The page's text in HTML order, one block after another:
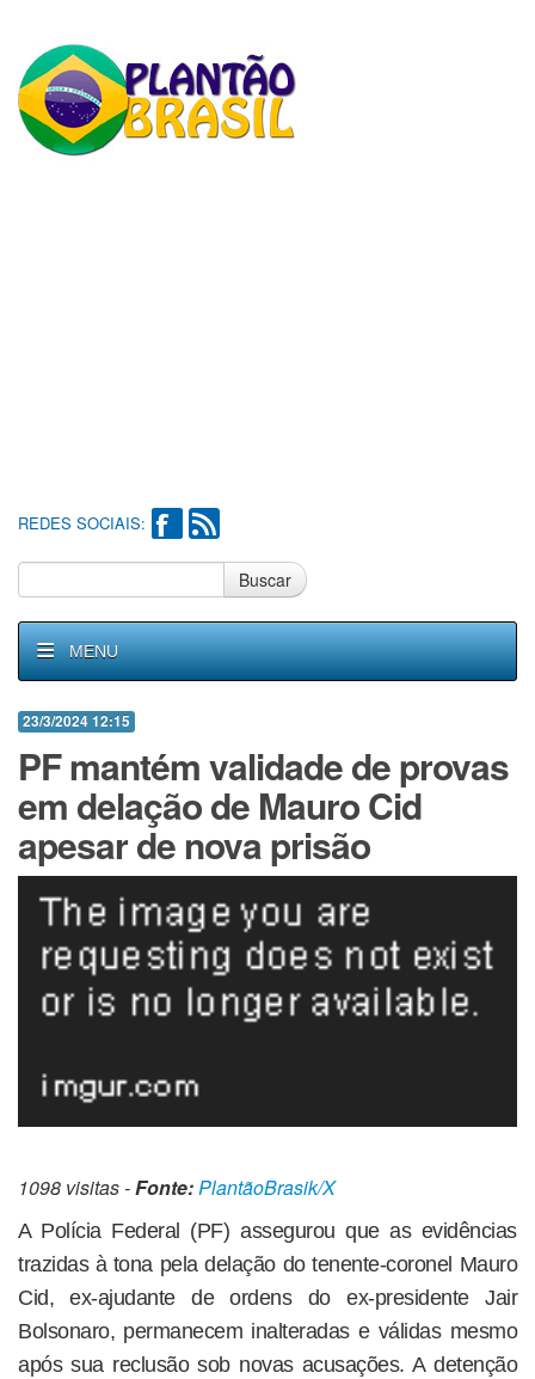
REDES SOCIAIS:
Buscar
MENU
23/3/2024 12:15
PF mantém validade de provas
em delação de Mauro Cid
apesar de nova prisão
1098 visitas -Fonte:PlantãoBrasik/X
A Polícia Federal (PF) assegurou que as evidências
trazidas à tona pela delação do tenente-coronel Mauro
Cid, ex-ajudante de ordens do ex-presidente Jair
Bolsonaro, permanecem inalteradas e válidas mesmo
após sua reclusão sob novas acusações. A detenção